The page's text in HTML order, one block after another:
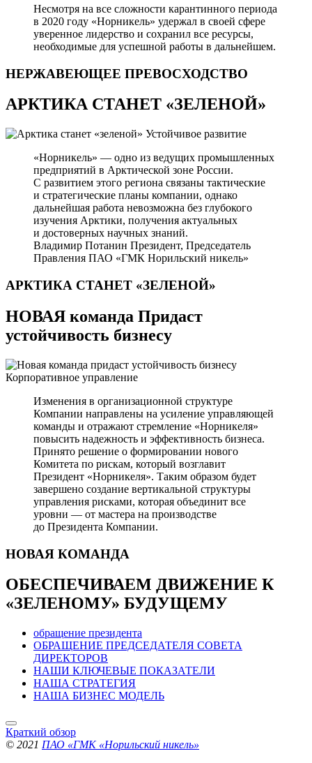
Несмотря на все сложности карантинного периода
в 2020 году «Норникель» удержал в своей сфере
уверенное лидерство и сохранил все ресурсы,
необходимые для успешной работы в дальнейшем.
НЕРЖАВЕЮЩЕЕ ПРЕВОСХОДСТВО
АРКТИКА СТАНЕТ «ЗЕЛЕНОЙ»
Устойчивое развитие
«Норникель» — одно из ведущих промышленных
предприятий в Арктической зоне России.
С развитием этого региона связаны тактические
и стратегические планы компании, однако
дальнейшая работа невозможна без глубокого
изучения Арктики, получения актуальных
и достоверных научных знаний.
Владимир Потанин Президент, Председатель
Правления ПАО «ГМК Норильский никель»
АРКТИКА СТАНЕТ «ЗЕЛЕНОЙ»
НОВАЯ команда Придаст
устойчивость бизнесу
Корпоративное управление
Изменения в организационной структуре
Компании направлены на усиление управляющей
команды и отражают стремление «Норникеля»
повысить надежность и эффективность бизнеса.
Принято решение о формировании нового
Комитета по рискам, который возглавит
Президент «Норникеля». Таким образом будет
завершено создание вертикальной структуры
управления рисками, которая объединит все
уровни — от мастера на производстве
до Президента Компании.
НОВАЯ КОМАНДА
ОБЕСПЕЧИВАЕМ ДВИЖЕНИЕ К
«ЗЕЛЕНОМУ» БУДУЩЕМУ
обращение президента
ОБРАЩЕНИЕ ПРЕДСЕДАТЕЛЯ СОВЕТА
ДИРЕКТОРОВ
НАШИ КЛЮЧЕВЫЕ ПОКАЗАТЕЛИ
НАША СТРАТЕГИЯ
НАША БИЗНЕС МОДЕЛЬ
Краткий обзор
© 2021 ПАО «ГМК «Норильский никель»